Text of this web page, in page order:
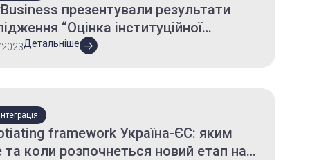
презентували результати
“Оцінка інституційної
Урядового офісу
Детальніше
framework Україна-ЄС: яким
та коли розпочнеться новий етап на